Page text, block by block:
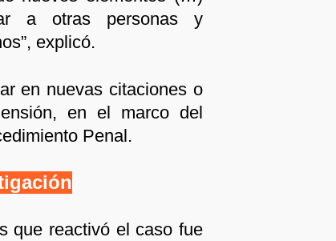
a otras personas y
explicó.
en nuevas citaciones o
en el marco del
Penal.
que reactivó el caso fue